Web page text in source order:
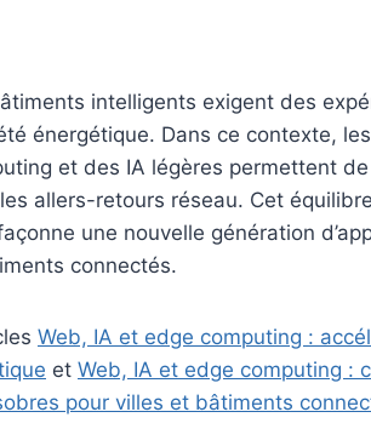
intelligents exigent des
énergétique. Dans ce contexte,
et des IA légères permettent
allers-retours réseau. Cet
une nouvelle génération
connectés.
Web, IA et edge computing :
et Web, IA et edge computing :
pour villes et bâtiments